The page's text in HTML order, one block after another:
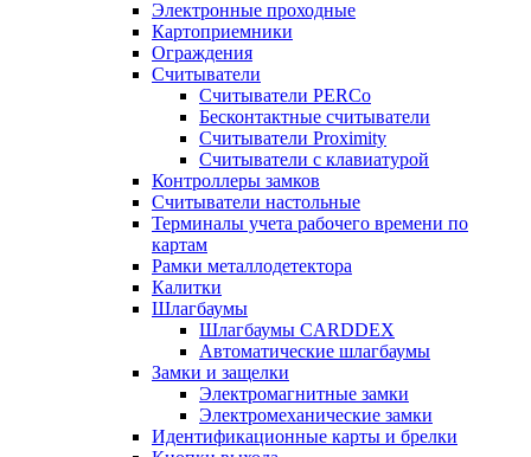
Электронные проходные
Картоприемники
Ограждения
Считыватели
Считыватели PERCo
Бесконтактные считыватели
Считыватели Proximity
Считыватели с клавиатурой
Контроллеры замков
Считыватели настольные
Терминалы учета рабочего времени по
картам
Рамки металлодетектора
Калитки
Шлагбаумы
Шлагбаумы CARDDEX
Автоматические шлагбаумы
Замки и защелки
Электромагнитные замки
Электромеханические замки
Идентификационные карты и брелки